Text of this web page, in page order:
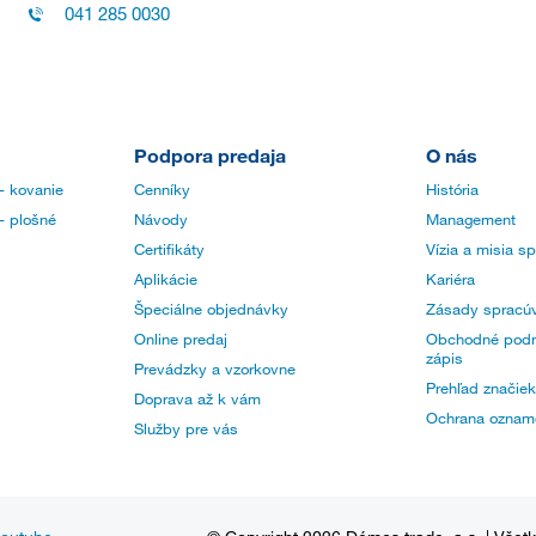
041 285 0030
kovanie
plošné
Podpora predaja
Cenníky
Návody
Certifikáty
Aplikácie
Špeciálne objednávky
Online predaj
Prevádzky a vzorkovne
Doprava až k vám
Služby pre vás
O nás
História
Management
Vízia a misia
Kariéra
Zásady
Obchodné
zápis
Prehľad značiek
Ochrana